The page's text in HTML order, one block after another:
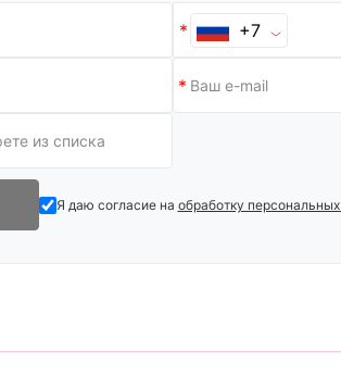
+7
Я даю согласие на обработку